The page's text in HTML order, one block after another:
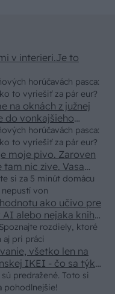
horúčavách pasca:
to vyriešiť za pár eur?
v interieri.Je to
horúčavách pasca:
to vyriešiť za pár eur?
na oknách z južnej
do vonkajšieho
Čínsky
si za 5 minút domácu
nepustí von
moje pivo. Zaroven
nic zive. Vasa
pritiahne slimaky
rozdiely, ktoré
aj pri práci
ako učivo pre
vodotesné s
kryštálikou. A rozdiel - schnutie a zretie. Nič?
predražené. Toto si
pohodlnejšie!
všetko len na
IKEI - čo sa týka
s remeselným
ten odpad z DTD